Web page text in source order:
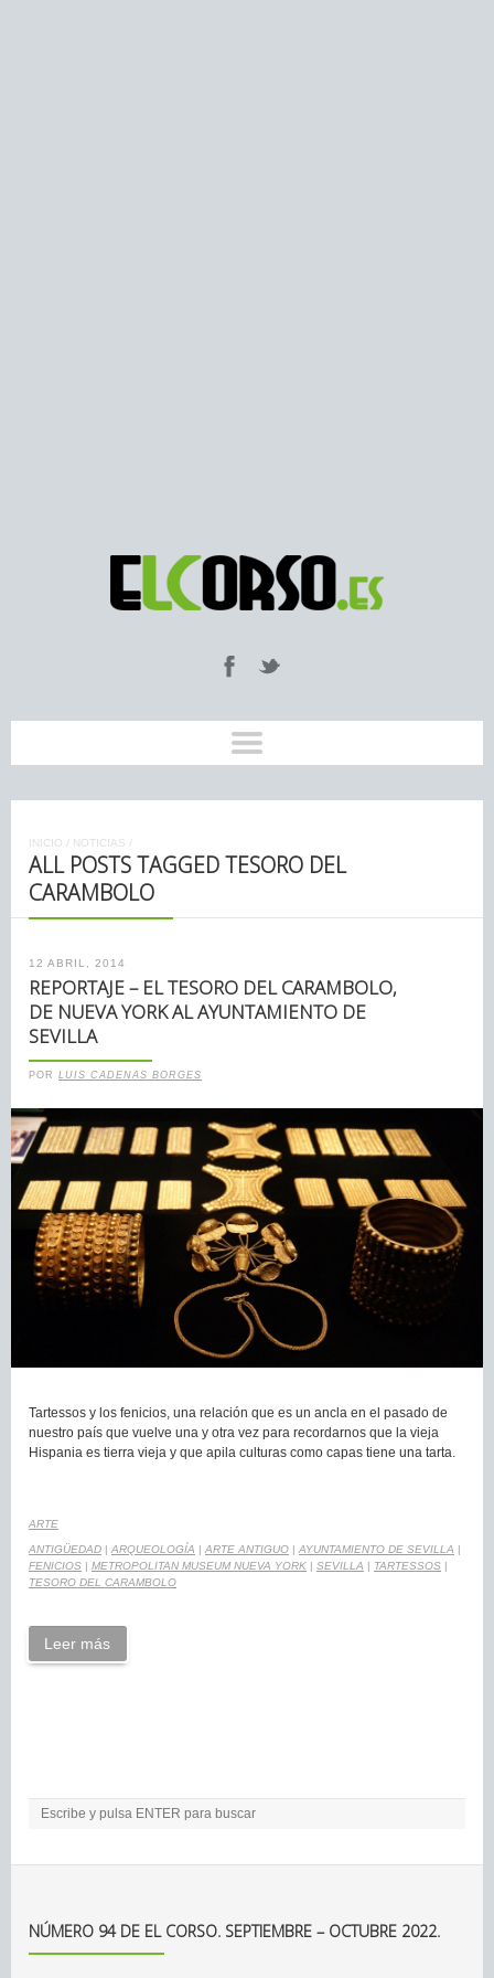
INICIO / NOTICIAS /
ALL POSTS TAGGED TESORO DEL
CARAMBOLO
12 ABRIL, 2014
REPORTAJE – EL TESORO DEL CARAMBOLO,
DE NUEVA YORK AL AYUNTAMIENTO DE
SEVILLA
POR LUIS CADENAS BORGES
Tartessos y los fenicios, una relación que es un ancla en el pasado de
nuestro país que vuelve una y otra vez para recordarnos que la vieja
Hispania es tierra vieja y que apila culturas como capas tiene una tarta.
ARTE
ANTIGÜEDAD | ARQUEOLOGÍA | ARTE ANTIGUO | AYUNTAMIENTO DE SEVILLA |
FENICIOS | METROPOLITAN MUSEUM NUEVA YORK | SEVILLA | TARTESSOS |
TESORO DEL CARAMBOLO
Leer más
NÚMERO 94 DE EL CORSO. SEPTIEMBRE – OCTUBRE 2022.